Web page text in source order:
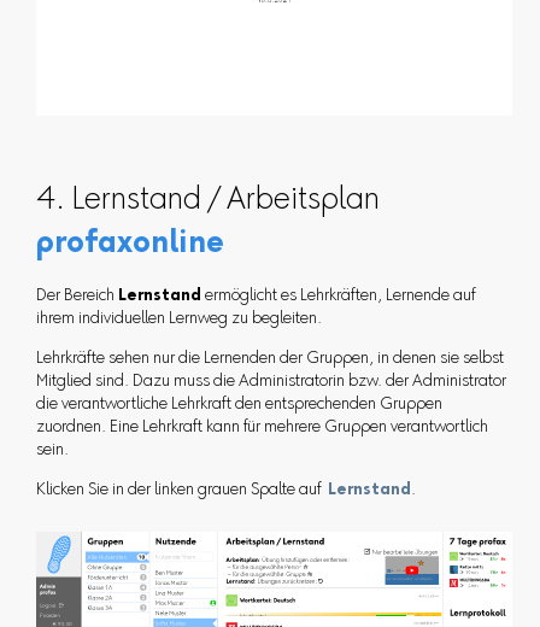
4. Lernstand / Arbeitsplan
profaxonline
Der Bereich Lernstand ermöglicht es Lehrkräften, Lernende auf
ihrem individuellen Lernweg zu begleiten.
Lehrkräfte sehen nur die Lernenden der Gruppen, in denen sie selbst
Mitglied sind. Dazu muss die Administratorin bzw. der Administrator
die verantwortliche Lehrkraft den entsprechenden Gruppen
zuordnen. Eine Lehrkraft kann für mehrere Gruppen verantwortlich
sein.
Klicken Sie in der linken grauen Spalte auf Lernstand .